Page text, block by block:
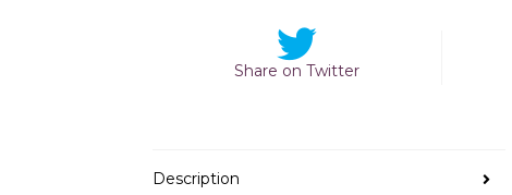
Share on Twitter
Description